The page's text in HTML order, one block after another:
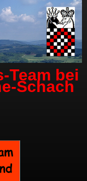
Team bei
Schach